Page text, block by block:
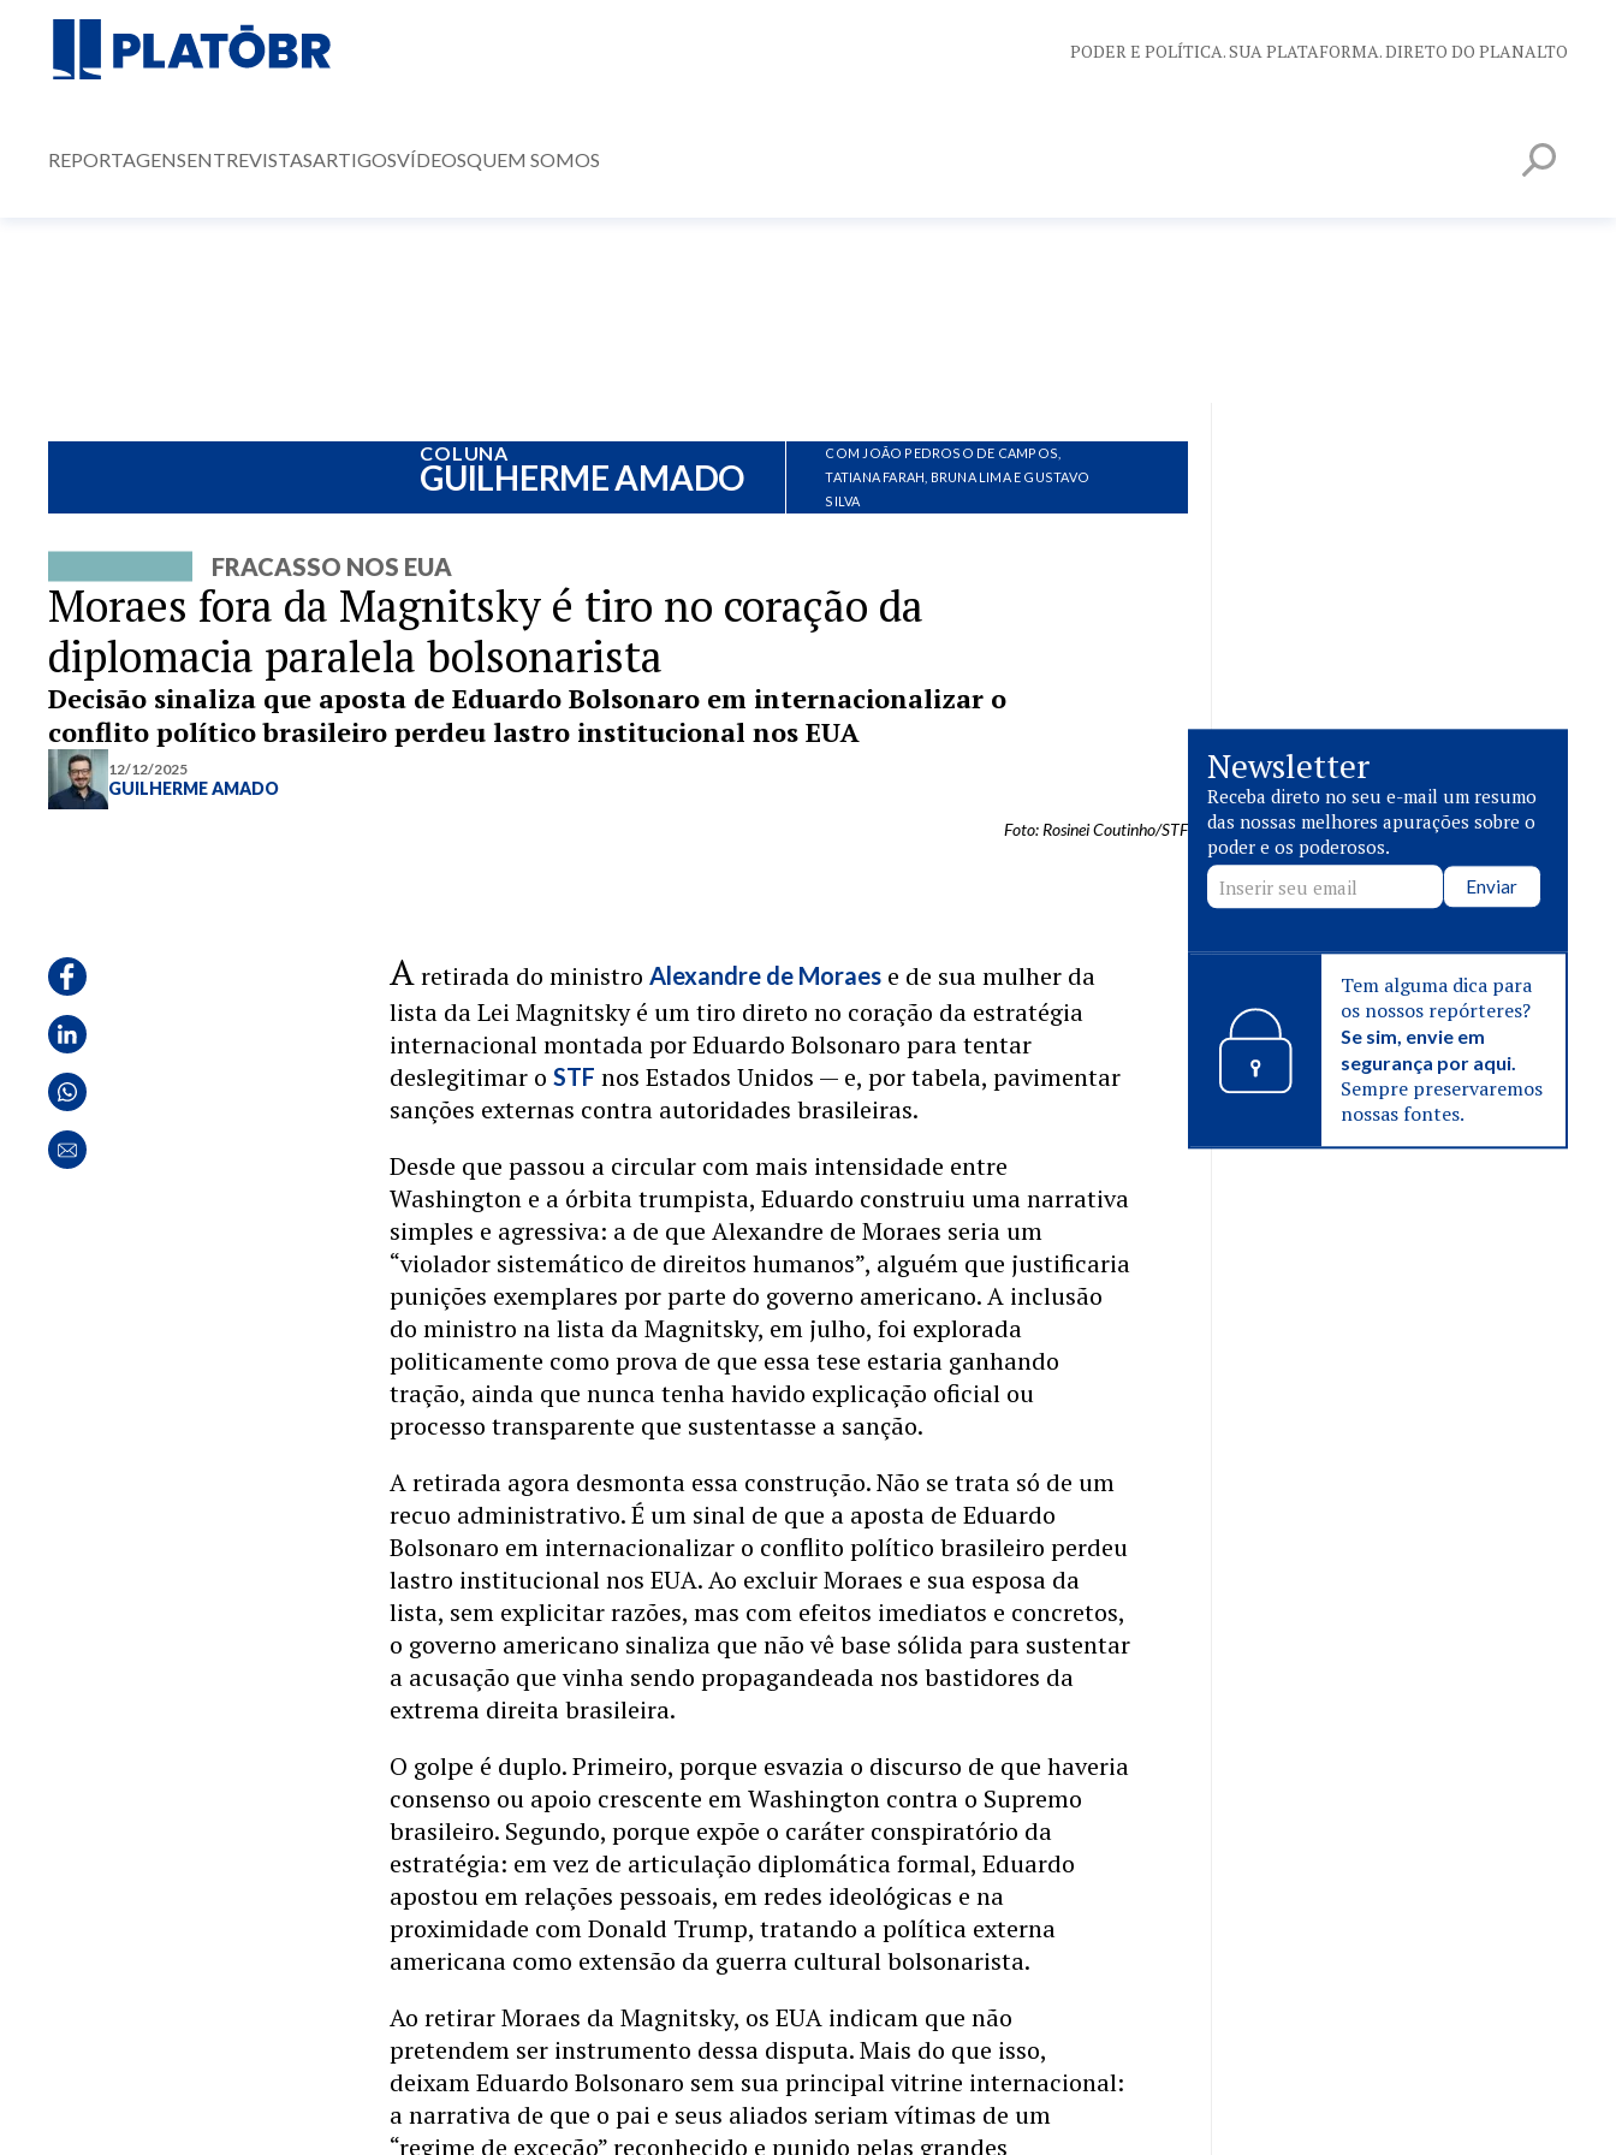
PODER E POLÍTICA. SUA PLATAFORMA. DIRETO DO PLANALTO
REPORTAGENSENTREVISTASARTIGOSVÍDEOSQUEM SOMOS
COLUNA
GUILHERME AMADO
COM JOÃO PEDROSO DE CAMPOS,
TATIANA FARAH, BRUNA LIMA E GUSTAVO
SILVA
FRACASSO NOS EUA
Moraes fora da Magnitsky é tiro no coração da
diplomacia paralela bolsonarista
Decisão sinaliza que aposta de Eduardo Bolsonaro em internacionalizar o
conflito político brasileiro perdeu lastro institucional nos EUA
12/12/2025
GUILHERME AMADO
Foto: Rosinei Coutinho/STF
Aretirada do ministroAlexandre de Moraes e de sua mulher da
lista da Lei Magnitsky é um tiro direto no coração da estratégia
internacional montada por Eduardo Bolsonaro para tentar
deslegitimar oSTF nos Estados Unidos — e, por tabela, pavimentar
sanções externas contra autoridades brasileiras.
Desde que passou a circular com mais intensidade entre
Washington e a órbita trumpista, Eduardo construiu uma narrativa
simples e agressiva: a de que Alexandre de Moraes seria um
“violador sistemático de direitos humanos”, alguém que justificaria
punições exemplares por parte do governo americano. A inclusão
do ministro na lista da Magnitsky, em julho, foi explorada
politicamente como prova de que essa tese estaria ganhando
tração, ainda que nunca tenha havido explicação oficial ou
processo transparente que sustentasse a sanção.
A retirada agora desmonta essa construção. Não se trata só de um
recuo administrativo. É um sinal de que a aposta de Eduardo
Bolsonaro em internacionalizar o conflito político brasileiro perdeu
lastro institucional nos EUA. Ao excluir Moraes e sua esposa da
lista, sem explicitar razões, mas com efeitos imediatos e concretos,
o governo americano sinaliza que não vê base sólida para sustentar
a acusação que vinha sendo propagandeada nos bastidores da
extrema direita brasileira.
O golpe é duplo. Primeiro, porque esvazia o discurso de que haveria
consenso ou apoio crescente em Washington contra o Supremo
brasileiro. Segundo, porque expõe o caráter conspiratório da
estratégia: em vez de articulação diplomática formal, Eduardo
apostou em relações pessoais, em redes ideológicas e na
proximidade com Donald Trump, tratando a política externa
americana como extensão da guerra cultural bolsonarista.
Ao retirar Moraes da Magnitsky, os EUA indicam que não
pretendem ser instrumento dessa disputa. Mais do que isso,
deixam Eduardo Bolsonaro sem sua principal vitrine internacional:
a narrativa de que o pai e seus aliados seriam vítimas de um
“regime de exceção” reconhecido e punido pelas grandes
Newsletter
Receba direto no seu e-mail um resumo
das nossas melhores apurações sobre o
poder e os poderosos.
Enviar
Tem alguma dica para
os nossos repórteres?
Se sim, envie em
segurança por aqui.
Sempre preservaremos
nossas fontes.